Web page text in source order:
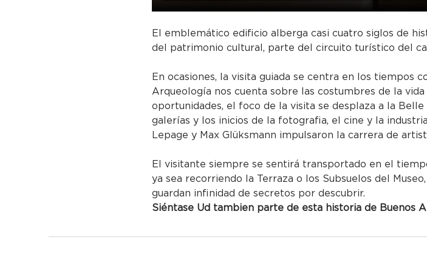
El emblemático edificio alberga casi cuatro siglos de
del patrimonio cultural, parte del circuito turístico del
En ocasiones, la visita guiada se centra en los tiempos
Arqueología nos cuenta sobre las costumbres de la
oportunidades, el foco de la visita se desplaza a la
galerías y los inicios de la fotografia, el cine y la
Lepage y Max Glüksmann impulsaron la carrera de
El visitante siempre se sentirá transportado en el
ya sea recorriendo la Terraza o los Subsuelos del
guardan infinidad de secretos por descubrir.
Siéntase Ud tambien parte de esta historia de Buenos